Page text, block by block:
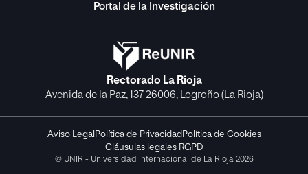
Portal de la Investigación
Rectorado La Rioja
Avenida de la Paz, 137 26006, Logroño (La Rioja)
Aviso Legal Política de Privacidad Política de Cookies
Cláusulas legales RGPD
© UNIR - Universidad Internacional de La Rioja 2026